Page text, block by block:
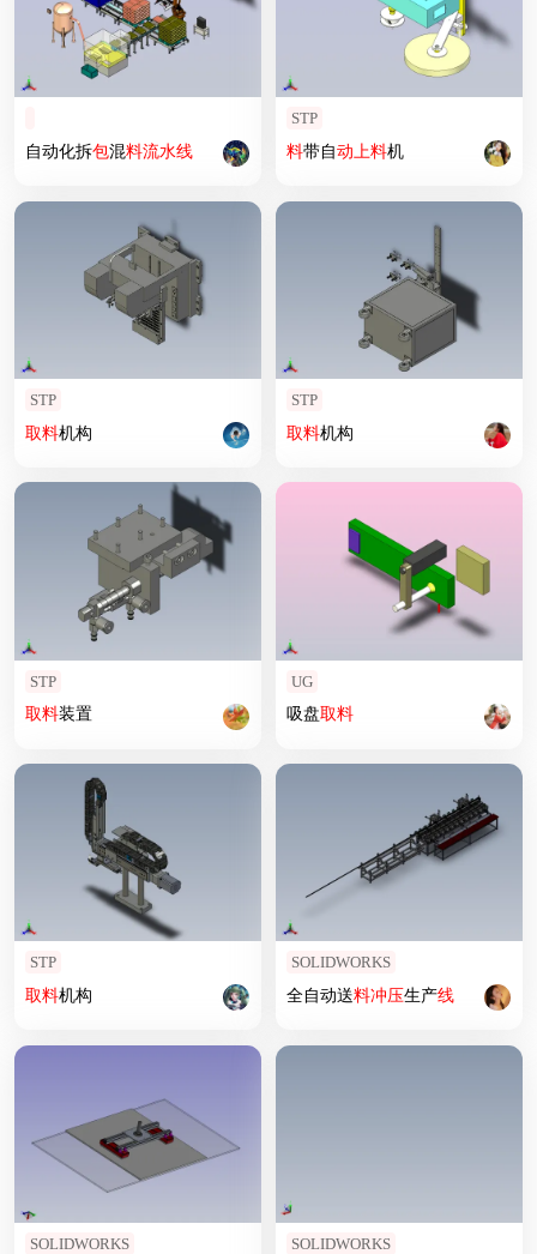
自动化拆包混料流水线
STP
料带自动上料机
STP
取料机构
STP
取料机构
STP
取料装置
UG
吸盘取料
STP
取料机构
SOLIDWORKS
全自动送料冲压生产线
SOLIDWORKS SOLIDWORKS